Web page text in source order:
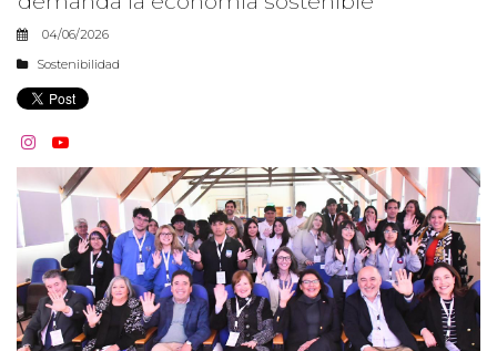
04/06/2026
Sostenibilidad
 